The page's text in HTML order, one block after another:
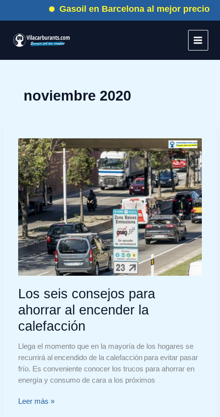
Gasoil en Barcelona al mejor precio
noviembre 2020
Los seis consejos para
ahorrar al encender la
calefacción
Llega el momento que en la mayoría de los hogares se
recurrirá al encendido de la calefacción para evitar pasar
frío. Es conveniente conocer los trucos para ahorrar en
energía y consumo de cara a los próximos
Los
seis
consejos
para
ahorrar
al
encender
la
calefacción
Leer más »